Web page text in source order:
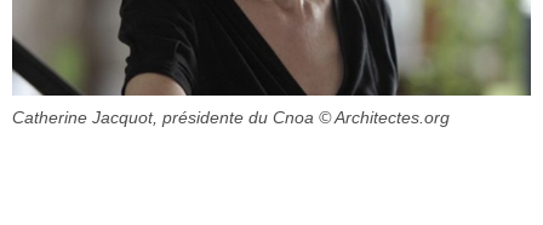
Catherine Jacquot, présidente du Cnoa © Architectes.org